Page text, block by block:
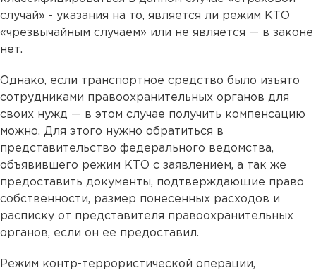
случай» - указания на то, является ли режим КТО
«чрезвычайным случаем» или не является — в законе
нет.
Однако, если транспортное средство было изъято
сотрудниками правоохранительных органов для
своих нужд — в этом случае получить компенсацию
можно. Для этого нужно обратиться в
представительство федерального ведомства,
объявившего режим КТО с заявлением, а так же
предоставить документы, подтверждающие право
собственности, размер понесенных расходов и
расписку от представителя правоохранительных
органов, если он ее предоставил.
Режим контр-террористической операции,